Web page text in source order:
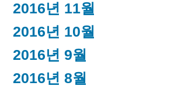
2016년 11월
2016년 10월
2016년 9월
2016년 8월